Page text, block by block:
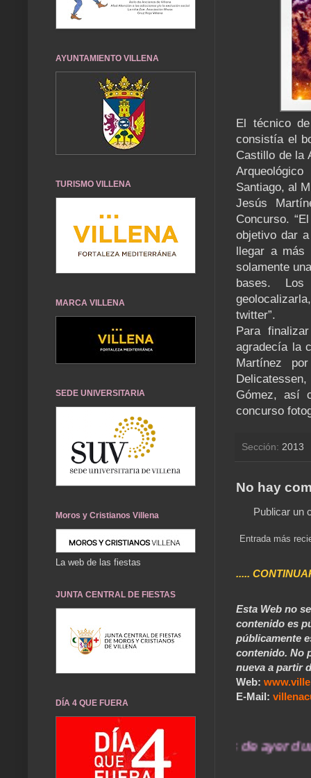
El técnico
consistía el
Castillo de la
Santiago, al
Jesús
Concurso.
objetivo dar
llegar a
solamente
bases.
twitter”.
Para
agradecía la
Martínez
Gómez, así
concurso
Sección: 2013
No hay
Publicar un
Entrada más
.....
Esta Web no
contenido es
públicamente
contenido. No
nueva a partir
Web:
E-Mail:
... Nuestros recuerdos de ayer durarán
AYUNTAMIENTO VILLENA
TURISMO VILLENA
MARCA VILLENA
SEDE UNIVERSITARIA
Moros y Cristianos Villena
La web de las fiestas
JUNTA CENTRAL DE FIESTAS
DÍA 4 QUE FUERA